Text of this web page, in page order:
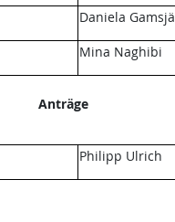
Daniela
Mina Naghibi
Anträge
Philipp Ulrich